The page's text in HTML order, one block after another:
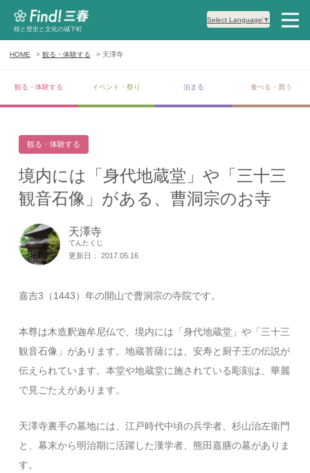
桜と歴史と文化の城下町
Select Language ▼
HOME 観る・体験する 天澤寺
観る・体験する イベント・祭り 泊まる 食べる・買う
観る・体験する
境内には「身代地蔵堂」や「三十三
観音石像」がある、曹洞宗のお寺
天澤寺
てんたくじ
更新日： 2017.05.16
嘉吉3（1443）年の開山で曹洞宗の寺院です。
本尊は木造釈迦牟尼仏で、境内には「身代地蔵堂」や「三十三
観音石像」があります。地蔵菩薩には、安寿と厨子王の伝説が
伝えられています。本堂や地蔵堂に施されている彫刻は、華麗
で見ごたえがあります。
天澤寺裏手の墓地には、江戸時代中頃の兵学者、杉山治左衛門
と、幕末から明治期に活躍した漢学者、熊田嘉膳の墓がありま
す。